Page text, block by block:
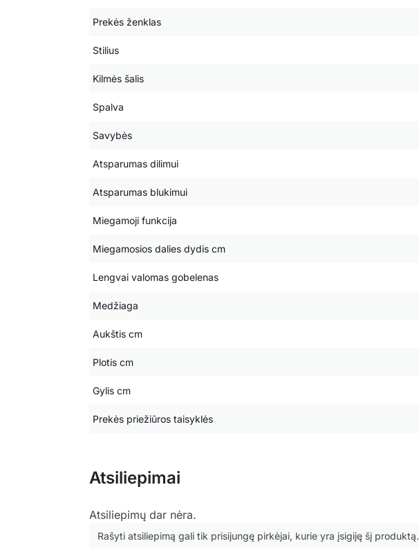
Prekės ženklas
Stilius
Kilmės šalis
Spalva
Savybės
Atsparumas dilimui
Atsparumas blukimui
Miegamoji funkcija
Miegamosios dalies dydis cm
Lengvai valomas gobelenas
Medžiaga
Aukštis cm
Plotis cm
Gylis cm
Prekės priežiūros taisyklės
Atsiliepimai
Atsiliepimų dar nėra.
Rašyti atsiliepimą gali tik prisijungę pirkėjai, kurie yra įsigiję šį produktą.